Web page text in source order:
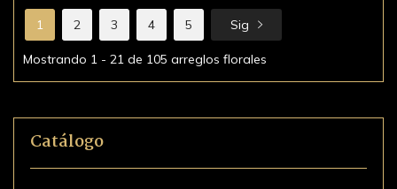
1 2 3 4 5 Sig
Mostrando 1 - 21 de 105 arreglos florales
Catálogo